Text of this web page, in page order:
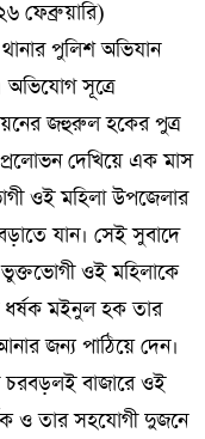
ফেব্রুয়ারি)
পুলিশ অভিযান
অভিযোগ সূত্রে
জহুরুল হকের পুত্র
দেখিয়ে এক মাস
ওই মহিলা উপজেলার
যান। সেই সুবাদে
ওই মহিলাকে
ধর্ষক মইনুল হক তার
জন্য পাঠিয়ে দেন।
বাজারে ওই
ও তার সহযোগী দুজনে